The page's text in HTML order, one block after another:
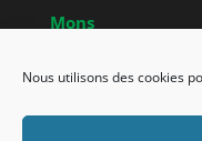
Nous utilisons des cookies
Mons
Obrecheuil